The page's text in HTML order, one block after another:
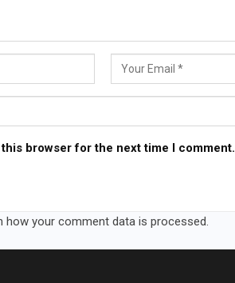
browser for the next time I comment.
how your comment data is processed.